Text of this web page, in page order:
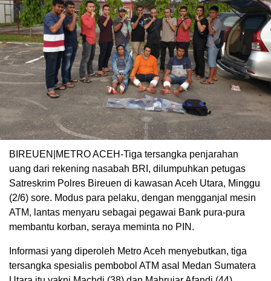
BIREUEN|METRO ACEH-Tiga tersangka penjarahan
uang dari rekening nasabah BRI, dilumpuhkan petugas
Satreskrim Polres Bireuen di kawasan Aceh Utara, Minggu
(2/6) sore. Modus para pelaku, dengan mengganjal mesin
ATM, lantas menyaru sebagai pegawai Bank pura-pura
membantu korban, seraya meminta no PIN.
Informasi yang diperoleh Metro Aceh menyebutkan, tiga
tersangka spesialis pembobol ATM asal Medan Sumatera